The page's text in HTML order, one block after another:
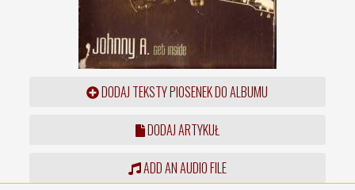
DODAJ TEKSTY PIOSENEK DO ALBUMU
DODAJ ARTYKUŁ
ADD AN AUDIO FILE